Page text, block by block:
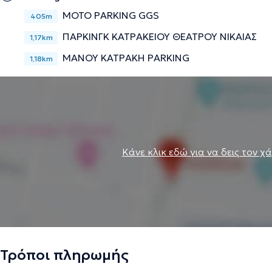
405m MOTO PARKING GGS
1,17km ΠΑΡΚΙΝΓΚ ΚΑΤΡΑΚΕΙΟΥ ΘΕΑΤΡΟΥ ΝΙΚΑΙΑΣ
1,18km ΜΑΝΟΥ ΚΑΤΡΑΚΗ PARKING
Κάνε κλικ εδώ για να δεις τον
Τρόποι πληρωμής